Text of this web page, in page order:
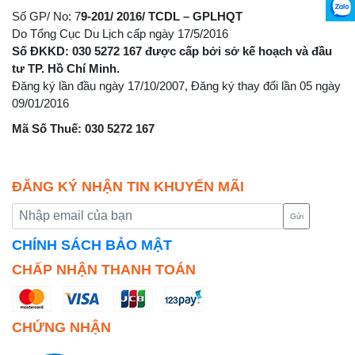
Số GP/ No: 79-201/ 2016/ TCDL – GPLHQT
Do Tổng Cục Du Lịch cấp ngày 17/5/2016
Số ĐKKD: 030 5272 167 được cấp bởi sở kế hoạch và đầu
tư TP. Hồ Chí Minh.
Đăng ký lần đầu ngày 17/10/2007, Đăng ký thay đổi lần 05 ngày
09/01/2016
Mã Số Thuế: 030 5272 167
ĐĂNG KÝ NHẬN TIN KHUYẾN MÃI
Gửi
CHÍNH SÁCH BẢO MẬT
CHẤP NHẬN THANH TOÁN
CHỨNG NHẬN